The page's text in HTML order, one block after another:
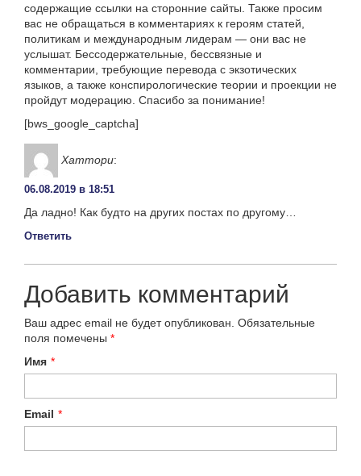
содержащие ссылки на сторонние сайты. Также просим
вас не обращаться в комментариях к героям статей,
политикам и международным лидерам — они вас не
услышат. Бессодержательные, бессвязные и
комментарии, требующие перевода с экзотических
языков, а также конспирологические теории и проекции не
пройдут модерацию. Спасибо за понимание!
[bws_google_captcha]
Хаттори:
06.08.2019 в 18:51
Да ладно! Как будто на других постах по другому…
Ответить
Добавить комментарий
Ваш адрес email не будет опубликован. Обязательные
поля помечены *
Имя *
Email *